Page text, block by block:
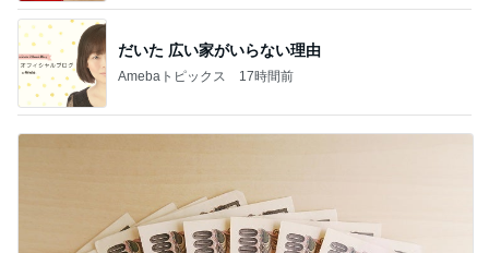
だいた 広い家がいらない理由
Amebaトピックス 17時間前